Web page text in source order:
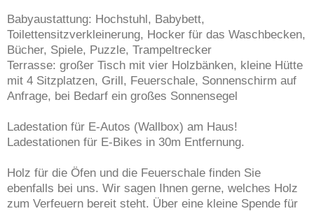
Babyaustattung: Hochstuhl, Babybett,
Toilettensitzverkleinerung, Hocker für das Waschbecken,
Bücher, Spiele, Puzzle, Trampeltrecker
Terrasse: großer Tisch mit vier Holzbänken, kleine Hütte
mit 4 Sitzplatzen, Grill, Feuerschale, Sonnenschirm auf
Anfrage, bei Bedarf ein großes Sonnensegel
Ladestation für E-Autos (Wallbox) am Haus!
Ladestationen für E-Bikes in 30m Entfernung.
Holz für die Öfen und die Feuerschale finden Sie
ebenfalls bei uns. Wir sagen Ihnen gerne, welches Holz
zum Verfeuern bereit steht. Über eine kleine Spende für